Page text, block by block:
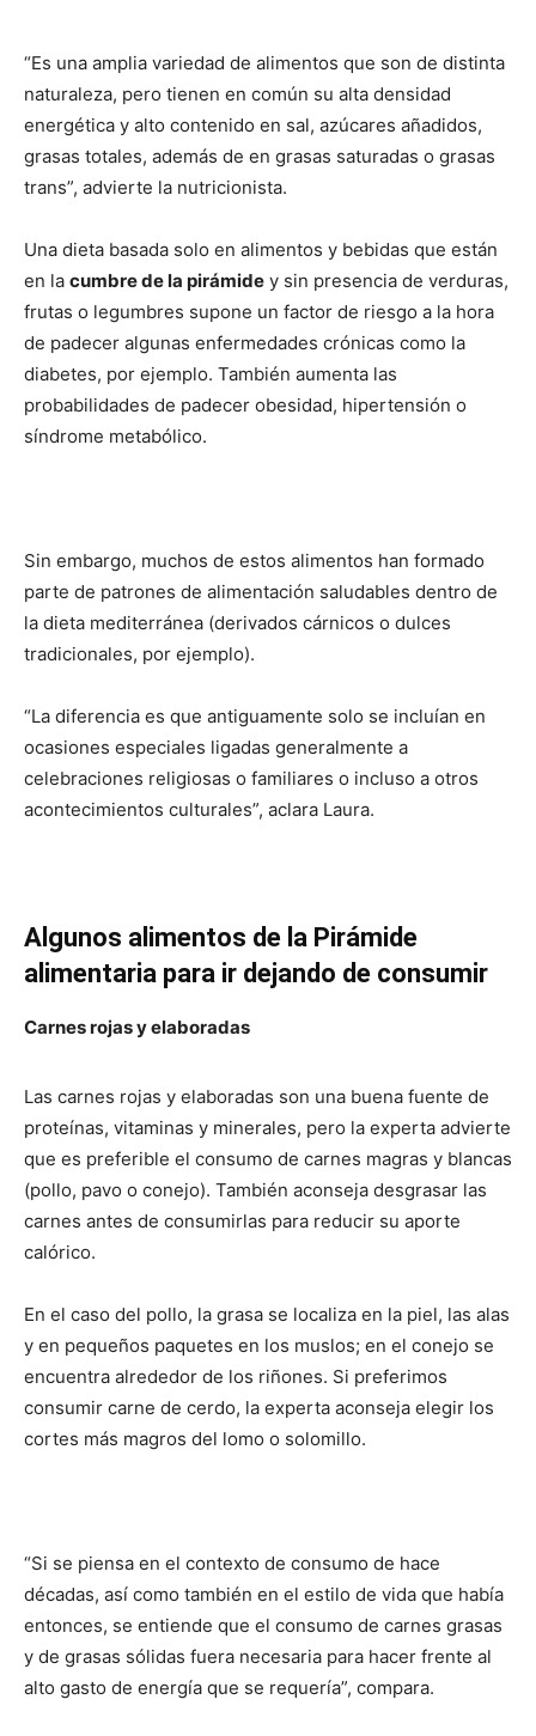
“Es una amplia variedad de alimentos que son de distinta
naturaleza, pero tienen en común su alta densidad
energética y alto contenido en sal, azúcares añadidos,
grasas totales, además de en grasas saturadas o grasas
trans”, advierte la nutricionista.
Una dieta basada solo en alimentos y bebidas que están
en la cumbre de la pirámide y sin presencia de verduras,
frutas o legumbres supone un factor de riesgo a la hora
de padecer algunas enfermedades crónicas como la
diabetes, por ejemplo. También aumenta las
probabilidades de padecer obesidad, hipertensión o
síndrome metabólico.
Sin embargo, muchos de estos alimentos han formado
parte de patrones de alimentación saludables dentro de
la dieta mediterránea (derivados cárnicos o dulces
tradicionales, por ejemplo).
“La diferencia es que antiguamente solo se incluían en
ocasiones especiales ligadas generalmente a
celebraciones religiosas o familiares o incluso a otros
acontecimientos culturales”, aclara Laura.
Algunos alimentos de la Pirámide
alimentaria para ir dejando de consumir
Carnes rojas y elaboradas
Las carnes rojas y elaboradas son una buena fuente de
proteínas, vitaminas y minerales, pero la experta advierte
que es preferible el consumo de carnes magras y blancas
(pollo, pavo o conejo). También aconseja desgrasar las
carnes antes de consumirlas para reducir su aporte
calórico.
En el caso del pollo, la grasa se localiza en la piel, las alas
y en pequeños paquetes en los muslos; en el conejo se
encuentra alrededor de los riñones. Si preferimos
consumir carne de cerdo, la experta aconseja elegir los
cortes más magros del lomo o solomillo.
“Si se piensa en el contexto de consumo de hace
décadas, así como también en el estilo de vida que había
entonces, se entiende que el consumo de carnes grasas
y de grasas sólidas fuera necesaria para hacer frente al
alto gasto de energía que se requería”, compara.